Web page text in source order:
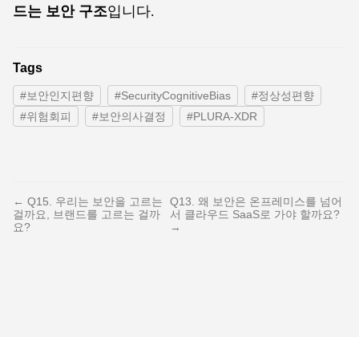
드는 보안 구조입니다.
Tags
#보안인지편향 #SecurityCognitiveBias
#정상성편향
#위험회피
#보안의사결정 #PLURA-XDR
← Q15. 우리는 보안을 고르는
걸까요, 브랜드를 고르는 걸까
요?
Q13. 왜 보안은 온프레미스를 넘어
서 클라우드 SaaS로 가야 할까요?
→